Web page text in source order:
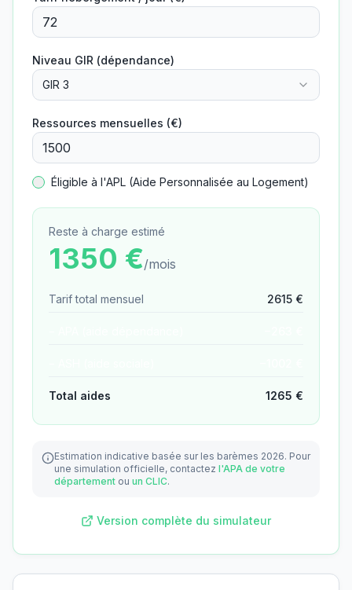
Niveau GIR (dépendance)
GIR 3
Ressources mensuelles (€)
Éligible à l'APL (Aide Personnalisée au Logement)
Reste à charge estimé
1350 €/mois
Tarif total mensuel 2615 €
Total aides 1265 €
Estimation indicative basée sur les barèmes 2026. Pour
une simulation officielle, contactez l'APA de votre
département ou un CLIC.
Version complète du simulateur